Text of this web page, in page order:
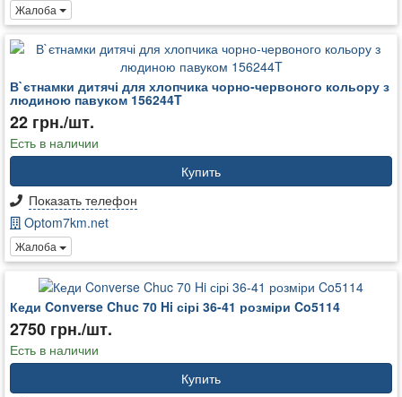
Жалоба
В`єтнамки дитячі для хлопчика чорно-червоного кольору з
людиною павуком 156244T
22 грн./шт.
Есть в наличии
Купить
Показать телефон
Optom7km.net
Жалоба
Кеди Converse Chuc 70 Hi сірі 36-41 розміри Co5114
2750 грн./шт.
Есть в наличии
Купить